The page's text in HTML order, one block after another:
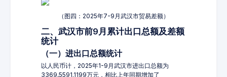
（图四：2025年7-9月武汉市贸易差额）
二、武汉市前9月累计出口总额及差额
统计
（一）进出口总额统计
以人民币计，2025年1-9月武汉市进出口总额为
3369,5591.1199万元，相比上年同期增加了